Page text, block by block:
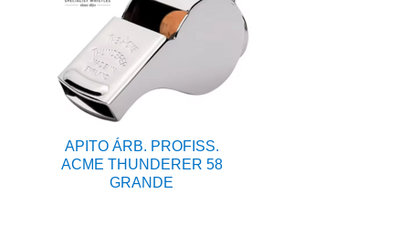
APITO ÁRB. PROFISS.
ACME THUNDERER 58
GRANDE